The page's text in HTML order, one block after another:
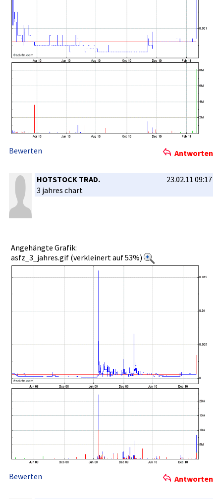
Bewerten Antworten
HOTSTOCK TRAD.
23.02.11 09:17
3 jahres chart
Angehängte Grafik:
asfz_3_jahres.gif (verkleinert auf 53%)
Bewerten Antworten